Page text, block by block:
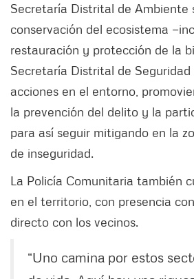
Secretaría Distrital de Ambiente
conservación del ecosistema
restauración y protección de la
Secretaría Distrital de
acciones en el entorno,
la prevención del delito y la
para así seguir mitigando en la
de inseguridad.
La Policía Comunitaria también
en el territorio, con presencia
directo con los vecinos.
“Uno camina por estos